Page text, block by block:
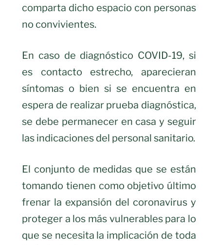
comparta dicho espacio con personas
no convivientes.
En caso de diagnóstico COVID-19, si
es contacto estrecho, aparecieran
síntomas o bien si se encuentra en
espera de realizar prueba diagnóstica,
se debe permanecer en casa y seguir
las indicaciones del personal sanitario.
El conjunto de medidas que se están
tomando tienen como objetivo último
frenar la expansión del coronavirus y
proteger a los más vulnerables para lo
que se necesita la implicación de toda